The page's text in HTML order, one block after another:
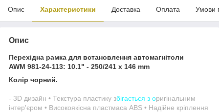
Опис Характеристики Доставка Оплата Умови
Опис
Перехідна рамка для встановлення автомагнітоли
AWM 981-24-113: 10.1" - 250/241 x 146 mm
Колір чорний.
- 3D дизайн • Текстура пластику збігається з оригінальним
інтер'єром • Високоякісна пластмаса ABS • Надійне кріплення